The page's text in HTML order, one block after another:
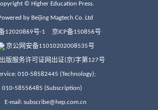
© Higher Education Press.
by Beijing Magtech Co. Ltd
12020869号-1 京ICP备150856号
京公网安备11010202008535号
版服务许可证网出证(京)字第127号
010-58582445 (Technology);
010-58556485 (Subscription)
E-mail: subscribe@hep.com.cn